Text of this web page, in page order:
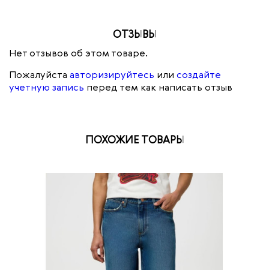
ОТЗЫВЫ
Нет отзывов об этом товаре.
Пожалуйста авторизируйтесь или создайте
учетную запись перед тем как написать отзыв
ПОХОЖИЕ ТОВАРЫ